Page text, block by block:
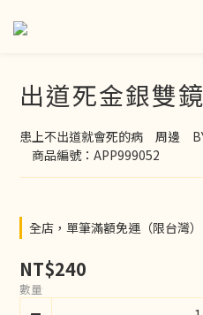
出道死金銀雙
患上不出道就會死的病　周邊　
商品編號：APP999052
全店，單筆滿額免運（限台灣）
NT$240
數量